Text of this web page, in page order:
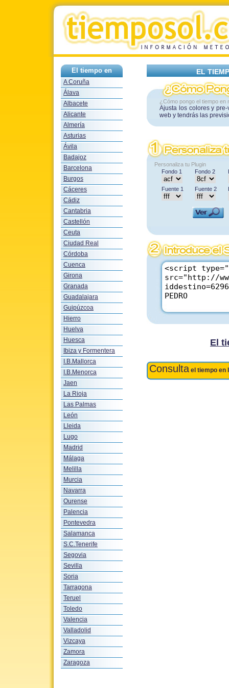
El tiempo en
A Coruña
Álava
Albacete
Alicante
Almería
Asturias
Ávila
Badajoz
Barcelona
Burgos
Cáceres
Cádiz
Cantabria
Castellón
Ceuta
Ciudad Real
Córdoba
Cuenca
Girona
Granada
Guadalajara
Guipúzcoa
Hierro
Huelva
Huesca
Ibiza y Formentera
I.B.Mallorca
I.B.Menorca
Jaen
La Rioja
Las Palmas
León
Lleida
Lugo
Madrid
Málaga
Melilla
Murcia
Navarra
Ourense
Palencia
Pontevedra
Salamanca
S.C.Tenerife
Segovia
Sevilla
Soria
Tarragona
Teruel
Toledo
Valencia
Valladolid
Vizcaya
Zamora
Zaragoza
EL
¿Cómo pongo el tiempo en
Ajusta los colores y
web y tendrás las
Personaliza tu Plugin
Fondo 1
Fondo 2
Fuente 1 Fuente 2
El
Consulta el tiempo en